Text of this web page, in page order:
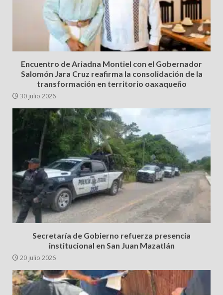
Encuentro de Ariadna Montiel con el Gobernador
Salomón Jara Cruz reafirma la consolidación de la
transformación en territorio oaxaqueño
30 julio 2026
Secretaría de Gobierno refuerza presencia
institucional en San Juan Mazatlán
20 julio 2026